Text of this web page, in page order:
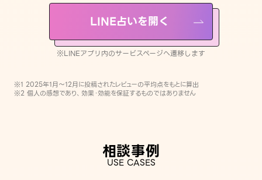
LINE占いを開く
※LINEアプリ内のサービスページへ遷移します
※1 2025年1月〜12月に投稿されたレビューの平均点をもとに算出
※2 個人の感想であり、効果・効能を保証するものではありません
相談事例
USE CASES